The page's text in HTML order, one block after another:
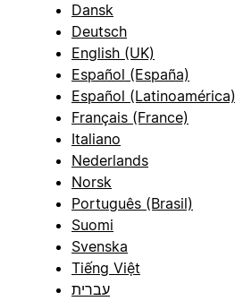
Dansk
Deutsch
English (UK)
Español (España)
Español (Latinoamérica)
Français (France)
Italiano
Nederlands
Norsk
Português (Brasil)
Suomi
Svenska
Tiếng Việt
עברית